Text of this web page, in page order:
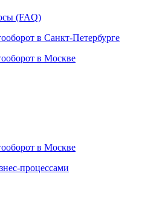
(FAQ)
в Санкт-Петербурге
в Москве
в Москве
процессами